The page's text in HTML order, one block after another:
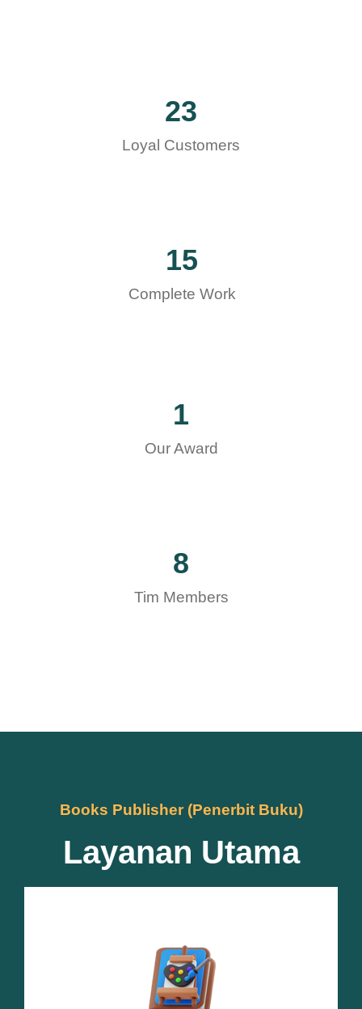
23
Loyal Customers
15
Complete Work
1
Our Award
8
Tim Members
Books Publisher (Penerbit Buku)
Layanan Utama